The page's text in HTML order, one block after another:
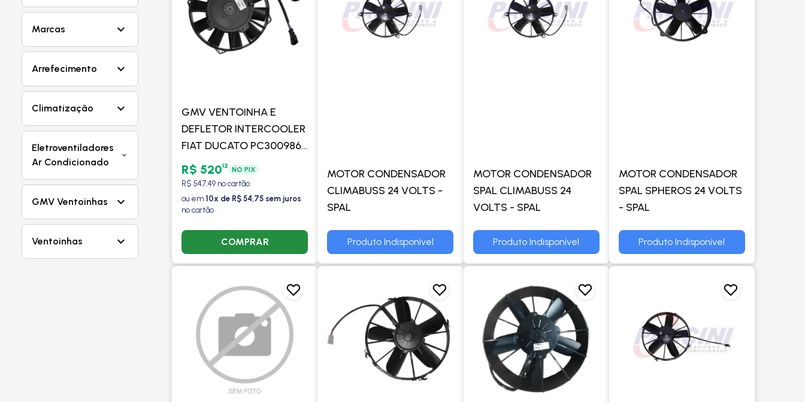
Marcas
Arrefecimento
Climatização
Eletroventiladores
Ar Condicionado
GMV Ventoinhas
Ventoinhas
GMV VENTOINHA E
DEFLETOR INTERCOOLER
FIAT DUCATO PC300986
- SPAL
R$ 52012 NO PIX
R$ 547,49 no cartão
ou em 10x de R$ 54,75 sem juros
no cartão
COMPRAR
MOTOR CONDENSADOR
CLIMABUSS 24 VOLTS -
SPAL
Produto Indisponível
MOTOR CONDENSADOR
SPAL CLIMABUSS 24
VOLTS - SPAL
Produto Indisponível
MOTOR CONDENSADOR
SPAL SPHEROS 24 VOLTS
- SPAL
Produto Indisponível